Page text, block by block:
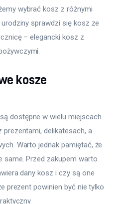
wybrać kosz z różnymi
urodziny sprawdzi się kosz ze
– elegancki kosz z
kosze
dostępne w wielu miejscach.
prezentami, delikatesach, a
Warto jednak pamiętać, że
same. Przed zakupem warto
dany kosz i czy są one
prezent powinien być nie tylko